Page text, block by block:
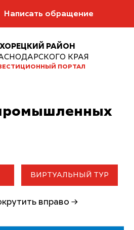
Написать обращение
РАЙОН
КРАЯ
ПОРТАЛ
ВИРТУАЛЬНЫЙ ТУР
вправо →